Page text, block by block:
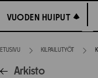
suoraan
sisältöön
VUODEN HUIPUT
VUODEN HUIPUT
ETUSIVU KILPAILUTYÖT
Arkisto